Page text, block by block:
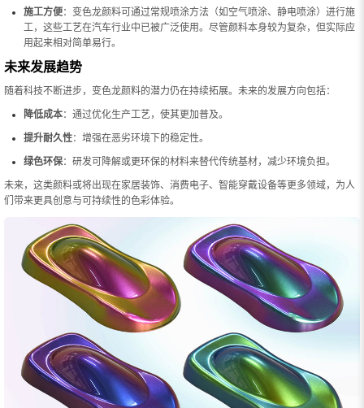
施工方便：变色龙颜料可通过常规喷涂方法（如空气喷涂、静电喷涂）进行施
工，这些工艺在汽车行业中已被广泛使用。尽管颜料本身较为复杂，但实际应
用起来相对简单易行。
未来发展趋势
随着科技不断进步，变色龙颜料的潜力仍在持续拓展。未来的发展方向包括：
降低成本：通过优化生产工艺，使其更加普及。
提升耐久性：增强在恶劣环境下的稳定性。
绿色环保：研发可降解或更环保的材料来替代传统基材，减少环境负担。
未来，这类颜料或将出现在家居装饰、消费电子、智能穿戴设备等更多领域，为人
们带来更具创意与可持续性的色彩体验。